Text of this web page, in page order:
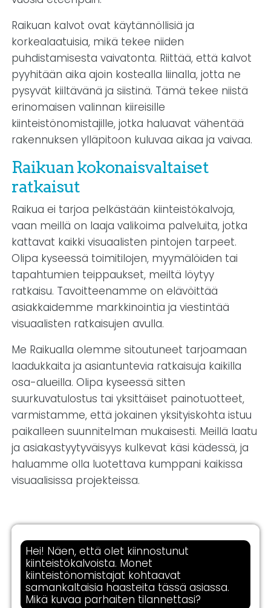
Raikuan kalvot ovat käytännöllisiä ja
korkealaatuisia, mikä tekee niiden
puhdistamisesta vaivatonta. Riittää, että kalvot
pyyhitään aika ajoin kostealla liinalla, jotta ne
pysyvät kiiltävänä ja siistinä. Tämä tekee niistä
erinomaisen valinnan kiireisille
kiinteistönomistajille, jotka haluavat vähentää
rakennuksen ylläpitoon kuluvaa aikaa ja vaivaa.
Raikuan kokonaisvaltaiset
ratkaisut
Raikua ei tarjoa pelkästään kiinteistökalvoja,
vaan meillä on laaja valikoima palveluita, jotka
kattavat kaikki visuaalisten pintojen tarpeet.
Olipa kyseessä toimitilojen, myymälöiden tai
tapahtumien teippaukset, meiltä löytyy
ratkaisu. Tavoitteenamme on elävöittää
asiakkaidemme markkinointia ja viestintää
visuaalisten ratkaisujen avulla.
Me Raikualla olemme sitoutuneet tarjoamaan
laadukkaita ja asiantuntevia ratkaisuja kaikilla
osa-alueilla. Olipa kyseessä sitten
suurkuvatulostus tai yksittäiset painotuotteet,
varmistamme, että jokainen yksityiskohta istuu
paikalleen suunnitelman mukaisesti. Meillä laatu
ja asiakastyytyväisyys kulkevat käsi kädessä, ja
haluamme olla luotettava kumppani kaikissa
visuaalisissa projekteissa.
Hei! Näen, että olet kiinnostunut
kiinteistökalvoista. Monet
kiinteistönomistajat kohtaavat
samankaltaisia haasteita tässä asiassa.
Mikä kuvaa parhaiten tilannettasi?